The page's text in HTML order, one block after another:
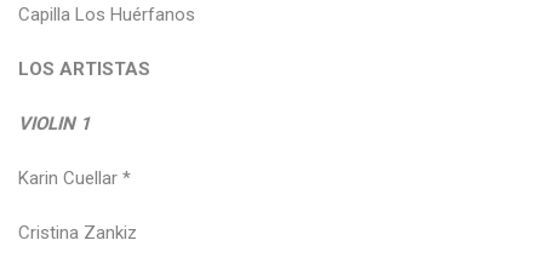
Capilla Los Huérfanos
LOS ARTISTAS
VIOLIN 1
Karin Cuellar *
Cristina Zankiz